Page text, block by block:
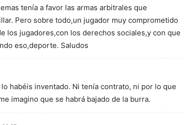
tenía a favor las armas arbitrales que
Pero sobre todo,un jugador muy comprometido
los jugadores,con los derechos sociales,y con que
eso,deporte. Saludos
habéis inventado. Ni tenía contrato, ni por lo que
imagino que se habrá bajado de la burra.